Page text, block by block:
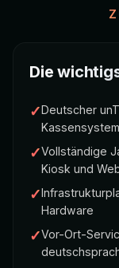
Die
✓Deutscher
✓Vollständige
Kiosk und
✓
Hardware
✓Vor-Ort-